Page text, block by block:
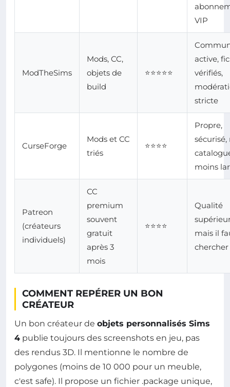
VIP
ModTheSims
Mods, CC,
objets de
build
⭐⭐⭐⭐⭐
active,
vérifiés,
stricte
CurseForge
Mods et CC
triés
⭐⭐⭐⭐
Propre,
sécurisé,
moins
Patreon
(créateurs
individuels)
CC
premium
souvent
gratuit
après 3
mois
⭐⭐⭐⭐
Qualité
mais il
chercher
COMMENT REPÉRER UN BON
CRÉATEUR
Un bon créateur de objets personnalisés Sims
4 publie toujours des screenshots en jeu, pas
des rendus 3D. Il mentionne le nombre de
polygones (moins de 10 000 pour un meuble,
c'est safe). Il propose un fichier .package unique,